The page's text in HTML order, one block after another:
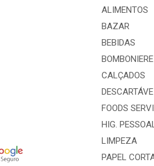
ALIMENTOS
BAZAR
BEBIDAS
BOMBONIERE
CALÇADOS
FOODS
HIG.
LIMPEZA
PAPEL